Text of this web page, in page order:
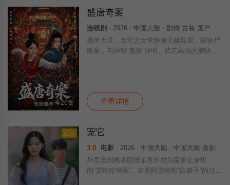
全26集
盛唐奇案
连续剧 · 2026 · 中国大陆 · 剧情 古装 国产
盛世大唐，太守之女李静澜天赋异禀，擅验尸
断案，与神秘“鬼探”决明、武艺高强的捕快苏
查看详情
正片 宠它
3.0 电影 · 2026 · 中国大陆 · 中国大陆 喜剧
外卖员刘枫睿因撞车意外成为富家女梦琪
的“宠物蛇管家”。在照顾宠物蛇“白娘子”的过程